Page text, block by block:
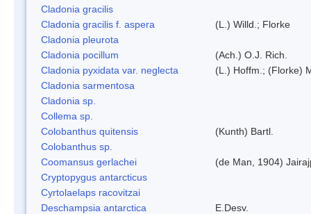
Cladonia gracilis
Cladonia gracilis f. aspera
(L.) Willd.; Florke
Cladonia pleurota
Cladonia pocillum
(Ach.) O.J. Rich.
Cladonia pyxidata var. neglecta
(L.) Hoffm.; (Florke)
Cladonia sarmentosa
Cladonia sp.
Collema sp.
Colobanthus quitensis
(Kunth) Bartl.
Colobanthus sp.
Coomansus gerlachei
(de Man, 1904)
Cryptopygus antarcticus
Cyrtolaelaps racovitzai
Deschampsia antarctica
E.Desv.